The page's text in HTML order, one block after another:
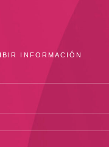
INFORMACIÓN